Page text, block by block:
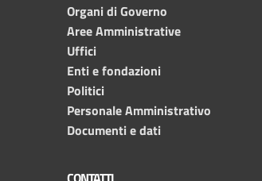
Organi di Governo
Aree Amministrative
Uffici
Enti e fondazioni
Politici
Personale Amministrativo
Documenti e dati